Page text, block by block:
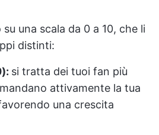
una scala da 0 a 10, che li
distinti:
si tratta dei tuoi fan più
attivamente la tua
una crescita